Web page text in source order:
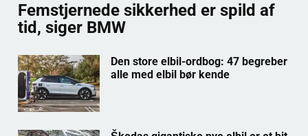
Femstjernede sikkerhed er spild af
tid, siger BMW
Den store elbil-ordbog: 47 begreber
alle med elbil bør kende